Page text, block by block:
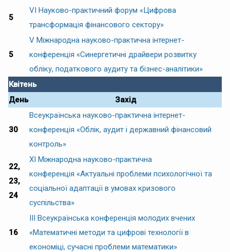
5
VI Науково-практичний форум «Цифрова
трансформація фінансового сектору»
5
V Міжнародна науково-практична інтернет-
конференція «Синергетичні драйвери розвитку
обліку, податкового аудиту та бізнес-аналітики»
Квітень
День
Захід
30
Всеукраїнська науково-практична інтернет-
конференція «Облік, аудит і державний фінансовий
контроль»
22,
23,
24
ХІ Міжнародна науково-практична
конференція «Актуальні проблеми психологічної та
соціальної адаптації в умовах кризового
суспільства»
16
IІI Всеукраїнська конференція молодих вчених
«Математичні методи та цифрові технології в
економіці, сучасні проблеми математики»